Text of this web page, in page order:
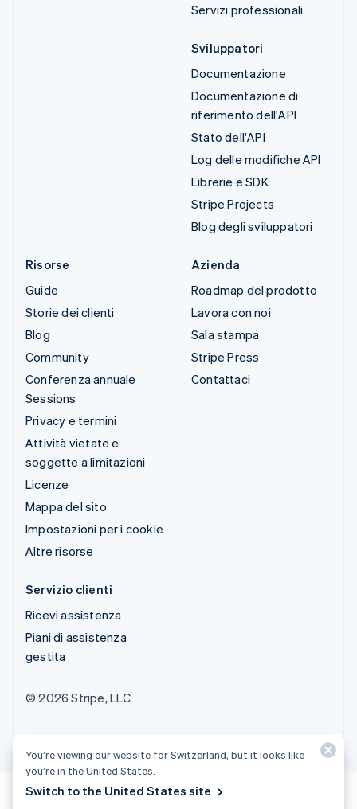
Servizi professionali
Sviluppatori
Documentazione
Documentazione di
riferimento dell'API
Stato dell'API
Log delle modifiche API
Librerie e SDK
Stripe Projects
Blog degli sviluppatori
Risorse
Guide
Storie dei clienti
Blog
Community
Conferenza annuale
Sessions
Privacy e termini
Attività vietate e
soggette a limitazioni
Licenze
Mappa del sito
Impostazioni per i cookie
Altre risorse
Azienda
Roadmap del prodotto
Lavora con noi
Sala stampa
Stripe Press
Contattaci
Servizio clienti
Ricevi assistenza
Piani di assistenza
gestita
© 2026 Stripe, LLC
You’re viewing our website for Switzerland, but it looks like
you’re in the United States.
Switch to the United States site